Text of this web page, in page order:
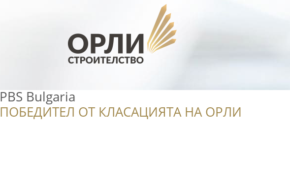
PBS Bulgaria
ПОБЕДИТЕЛ ОТ КЛАСАЦИЯТА НА ОРЛИ